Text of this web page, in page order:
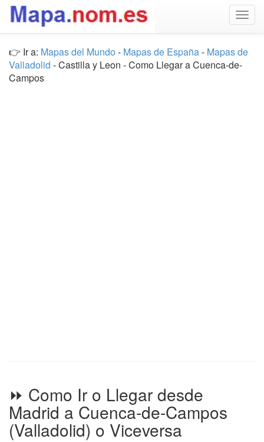
👉 Ir a: Mapas del Mundo - Mapas de España- Mapas de
Valladolid - Castilla y Leon - Como Llegar a Cuenca-de-
Campos
⏩ Como Ir o Llegar desde
Madrid a Cuenca-de-Campos
(Valladolid) o Viceversa